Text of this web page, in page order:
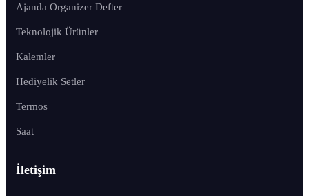
Ajanda Organizer Defter
Teknolojik Ürünler
Kalemler
Hediyelik Setler
Termos
Saat
İletişim